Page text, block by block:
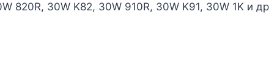
820R, 30W K82, 30W 910R, 30W K91, 30W 1K и